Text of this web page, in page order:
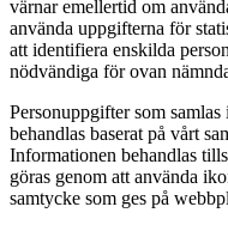
värnar emellertid om
använda uppgifterna för
att identifiera enskilda
nödvändiga för ovan
Personuppgifter som
behandlas baserat på vårt
Informationen behandlas
göras genom att använda
samtycke som ges på